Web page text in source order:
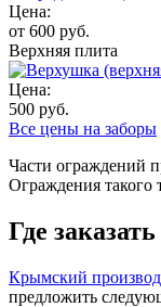
Цена:
от 600 руб.
Верхняя плита
Цена:
500 руб.
Все цены на заборы
Части ограждений
Ограждения такого
Где
Крымский
предложить